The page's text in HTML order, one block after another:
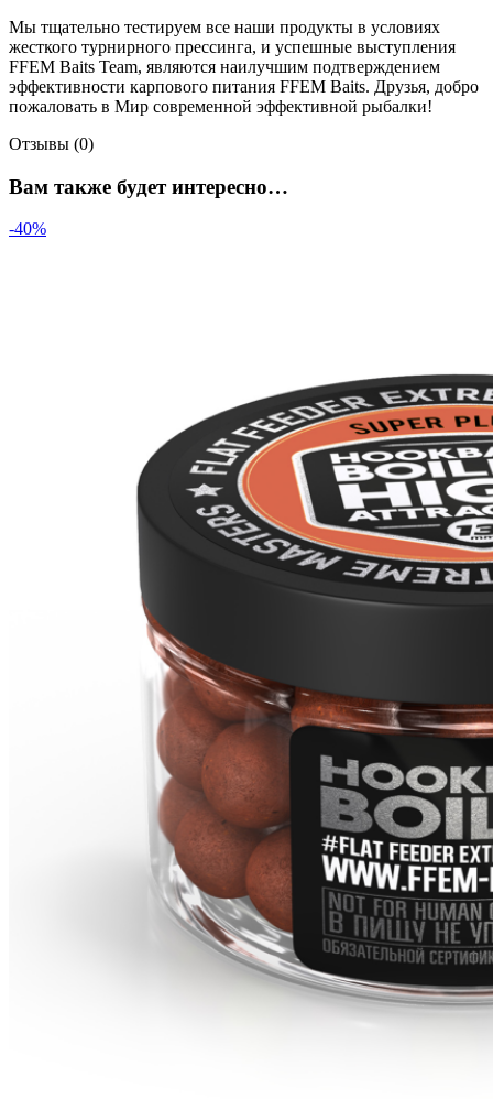
Мы тщательно тестируем все наши продукты в условиях
жесткого турнирного прессинга, и успешные выступления
FFEM Baits Team, являются наилучшим подтверждением
эффективности карпового питания FFEM Baits. Друзья, добро
пожаловать в Мир современной эффективной рыбалки!
Отзывы (0)
Вам также будет интересно…
-40%